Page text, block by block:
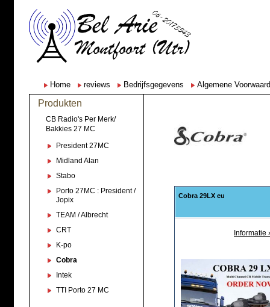
Home reviews Bedrijfsgegevens Algemene
Produkten
CB Radio's Per Merk/
Bakkies 27 MC
President 27MC
Midland Alan
Stabo
Porto 27MC : President /
Jopix
TEAM / Albrecht
CRT
K-po
Cobra
Intek
TTI Porto 27 MC
Cobra 29LX eu
Informatie